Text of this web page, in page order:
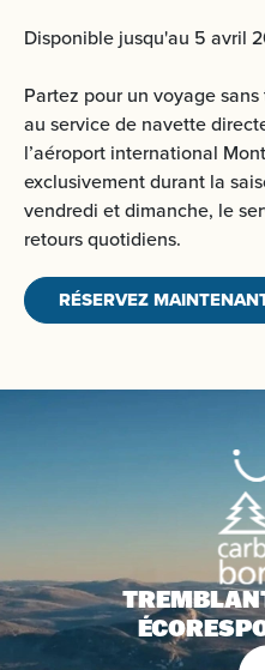
Disponible jusqu'au 5 avril
Partez pour un voyage
au service de navette
l’aéroport international
exclusivement durant la
vendredi et dimanche, le
retours quotidiens.
RÉSERVEZ